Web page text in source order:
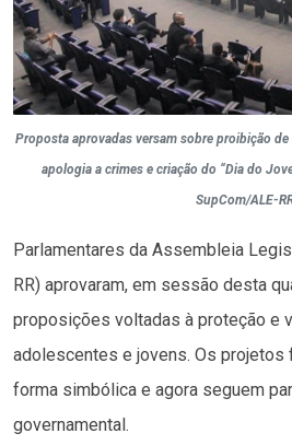
Proposta aprovadas versam sobre proibição
apologia a crimes e criação do “Dia do
SupCom/ALE-
Parlamentares da Assembleia
RR) aprovaram, em sessão desta
proposições voltadas à proteção e
adolescentes e jovens. Os projetos
forma simbólica e agora seguem
governamental.